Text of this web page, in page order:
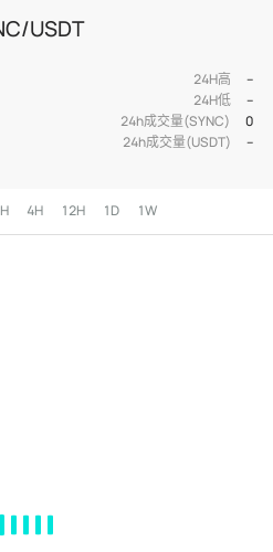
USDT
24H高
--
24H低
--
24h成交量(SYNC)
0
24h成交量(USDT)
--
4H 12H 1D 1W